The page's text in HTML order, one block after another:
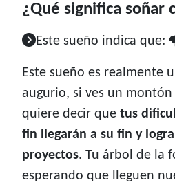
¿Qué significa soñar
Este sueño indica que:
Este sueño es realmente
augurio, si ves un montón
quiere decir que tus
fin llegarán a su fin y
proyectos. Tu árbol de la
esperando que lleguen